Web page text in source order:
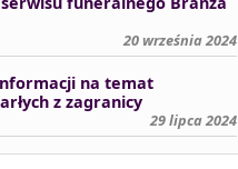
20 września 2024
na temat
z zagranicy
29 lipca 2024